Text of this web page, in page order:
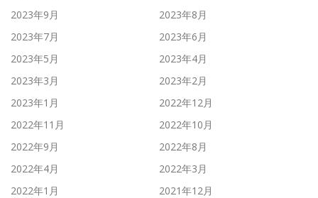
2023年9月
2023年8月
2023年7月
2023年6月
2023年5月
2023年4月
2023年3月
2023年2月
2023年1月
2022年12月
2022年11月
2022年10月
2022年9月
2022年8月
2022年4月
2022年3月
2022年1月
2021年12月